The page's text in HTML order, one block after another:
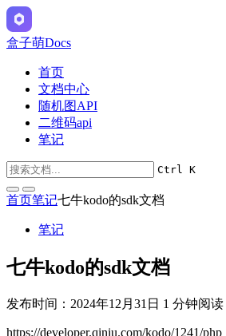
盒子萌Docs
首页
文档中心
随机图API
二维码api
笔记
Ctrl K
首页笔记七牛kodo的sdk文档
笔记
七牛kodo的sdk文档
发布时间：2024年12月31日 1 分钟阅读
https://developer.qiniu.com/kodo/1241/php